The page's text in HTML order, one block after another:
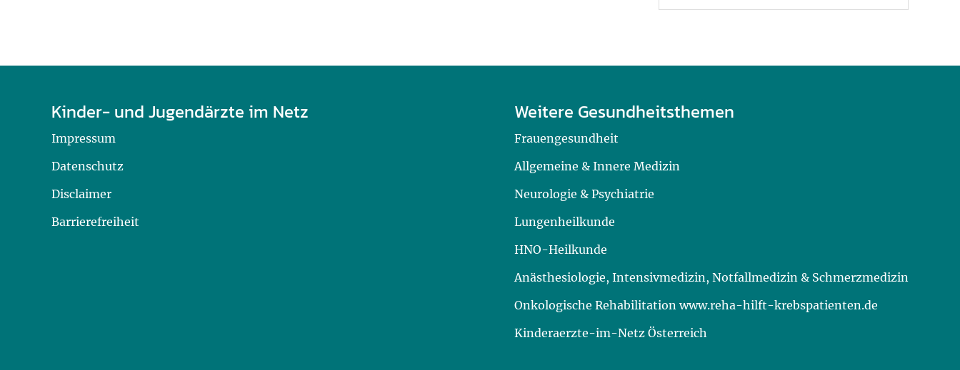
Kinder- und Jugendärzte im Netz
Impressum
Datenschutz
Disclaimer
Barrierefreiheit
Weitere Gesundheitsthemen
Frauengesundheit
Allgemeine & Innere Medizin
Neurologie & Psychiatrie
Lungenheilkunde
HNO-Heilkunde
Anästhesiologie, Intensivmedizin, Notfallmedizin & Schmerzmedizin
Onkologische Rehabilitation www.reha-hilft-krebspatienten.de
Kinderaerzte-im-Netz Österreich